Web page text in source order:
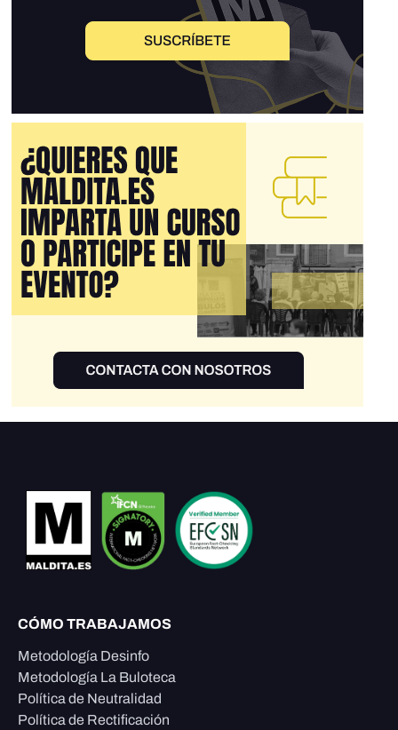
CÓMO TRABAJAMOS
Metodología Desinfo
Metodología La Buloteca
Política de Neutralidad
Política de Rectificación